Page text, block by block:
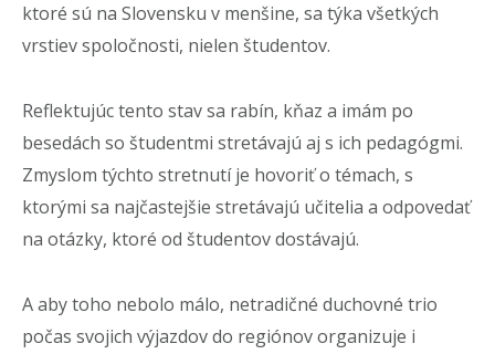
ktoré sú na Slovensku v menšine, sa týka všetkých
vrstiev spoločnosti, nielen študentov.
Reflektujúc tento stav sa rabín, kňaz a imám po
besedách so študentmi stretávajú aj s ich pedagógmi.
Zmyslom týchto stretnutí je hovoriť o témach, s
ktorými sa najčastejšie stretávajú učitelia a odpovedať
na otázky, ktoré od študentov dostávajú.
A aby toho nebolo málo, netradičné duchovné trio
počas svojich výjazdov do regiónov organizuje i